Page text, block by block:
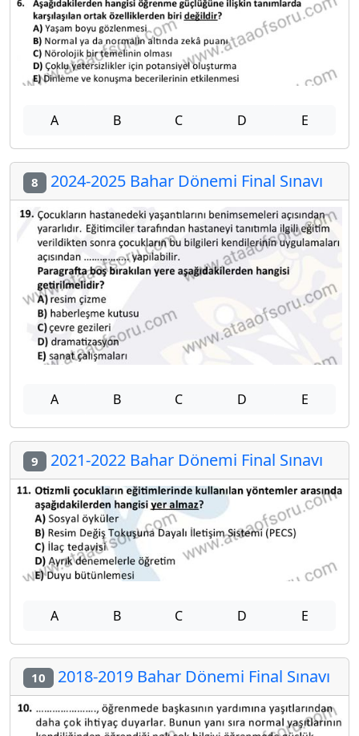
A B C D E
8 2024-2025 Bahar Dönemi Final Sınavı
A B C D E
9 2021-2022 Bahar Dönemi Final Sınavı
A B C D E
10 2018-2019 Bahar Dönemi Final Sınavı